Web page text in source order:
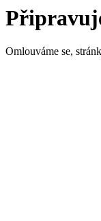
Omlouváme se,